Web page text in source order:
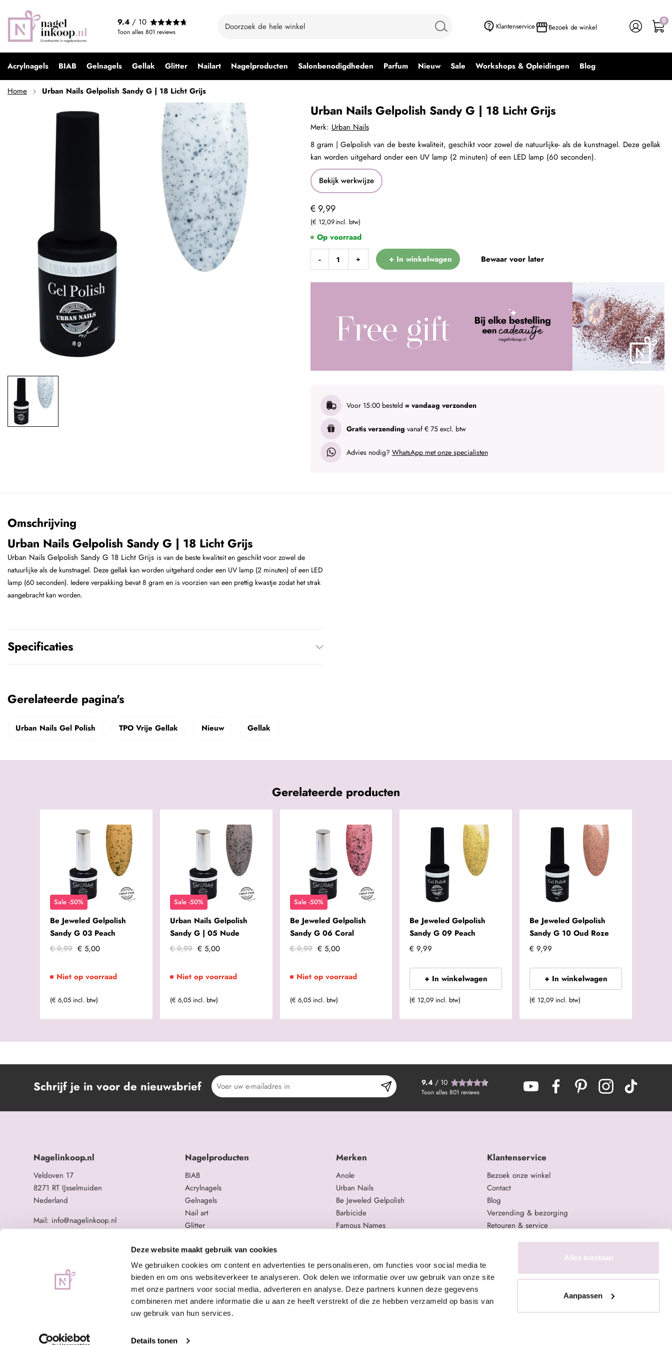
Deze website maakt gebruik van cookies
We gebruiken cookies om content en advertenties te personaliseren, om functies voor social media te
bieden en om ons websiteverkeer te analyseren. Ook delen we informatie over uw gebruik van onze site
met onze partners voor social media, adverteren en analyse. Deze partners kunnen deze gegevens
combineren met andere informatie die u aan ze heeft verstrekt of die ze hebben verzameld op basis van
uw gebruik van hun services.
Details tonen
Alles toestaan
Aanpassen
Klantenservice Bezoek de winkel
9.4 / 10
Toon alles 801 reviews
0
Acrylnagels BIAB Gelnagels Gellak Glitter Nailart Nagelproducten Salonbenodigdheden Parfum Nieuw Sale Workshops & Opleidingen Blog
Home Urban Nails Gelpolish Sandy G | 18 Licht Grijs
Urban Nails Gelpolish Sandy G | 18 Licht Grijs
Bekijk werkwijze
€ 9,99
€ 12,09
Urban Nails Gelpolish Sandy G | 18 Licht Grijs
€ 9,99
+ In winkelwagen
- + + In winkelwagen Bewaar voor later
Merk: Urban Nails
Voor 15:00 besteld = vandaag verzonden
Gratis verzending vanaf € 75 excl. btw
Advies nodig? WhatsApp met onze specialisten
Op voorraad
8 gram | Gelpolish van de beste kwaliteit, geschikt voor zowel de natuurlijke- als de kunstnagel. Deze gellak
kan worden uitgehard onder een UV lamp (2 minuten) of een LED lamp (60 seconden).
Omschrijving
Urban Nails Gelpolish Sandy G | 18 Licht Grijs
Urban Nails Gelpolish Sandy G 18 Licht Grijs is van de beste kwaliteit en geschikt voor zowel de
natuurlijke als de kunstnagel. Deze gellak kan worden uitgehard onder een UV lamp (2 minuten) of een LED
lamp (60 seconden). Iedere verpakking bevat 8 gram en is voorzien van een prettig kwastje zodat het strak
aangebracht kan worden.
Specificaties
Gerelateerde pagina's
Urban Nails Gel Polish TPO Vrije Gellak Nieuw Gellak
Gerelateerde producten
Sale -50%
Be Jeweled Gelpolish
Sandy G 03 Peach
€ 9,99 € 5,00
Niet op voorraad
(€ 6,05 incl. btw)
Sale -50%
Urban Nails Gelpolish
Sandy G | 05 Nude
€ 9,99 € 5,00
Niet op voorraad
(€ 6,05 incl. btw)
Sale -50%
Be Jeweled Gelpolish
Sandy G 06 Coral
€ 9,99 € 5,00
Niet op voorraad
(€ 6,05 incl. btw)
Be Jeweled Gelpolish
Sandy G 09 Peach
€ 9,99
+ In winkelwagen
(€ 12,09 incl. btw)
Be Jeweled Gelpolish
Sandy G 10 Oud Roze
€ 9,99
+ In winkelwagen
(€ 12,09 incl. btw)
Schrijf je in voor de nieuwsbrief 9.4/ 10
Toon alles 801 reviews
Nagelinkoop.nl
Veldoven 17
8271 RT IJsselmuiden
Nederland
Mail: info@nagelinkoop.nl
BTW nummer: NL863104678B01
Nagelproducten
BIAB
Acrylnagels
Gelnagels
Nail art
Glitter
Overige nagelproducten
Merken
Anole
Urban Nails
Be Jeweled Gelpolish
Barbicide
Famous Names
Staleks Pro
Klantenservice
Bezoek onze winkel
Contact
Blog
Verzending & bezorging
Retouren & service